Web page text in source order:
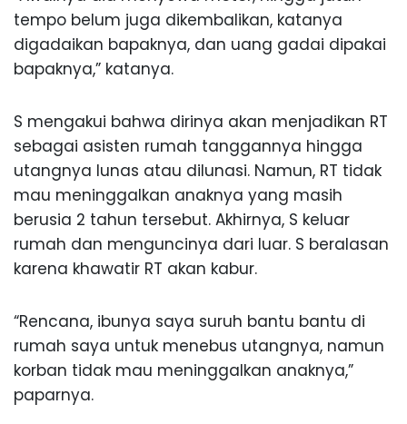
tempo belum juga dikembalikan, katanya
digadaikan bapaknya, dan uang gadai dipakai
bapaknya,” katanya.
S mengakui bahwa dirinya akan menjadikan RT
sebagai asisten rumah tanggannya hingga
utangnya lunas atau dilunasi. Namun, RT tidak
mau meninggalkan anaknya yang masih
berusia 2 tahun tersebut. Akhirnya, S keluar
rumah dan menguncinya dari luar. S beralasan
karena khawatir RT akan kabur.
“Rencana, ibunya saya suruh bantu bantu di
rumah saya untuk menebus utangnya, namun
korban tidak mau meninggalkan anaknya,”
paparnya.